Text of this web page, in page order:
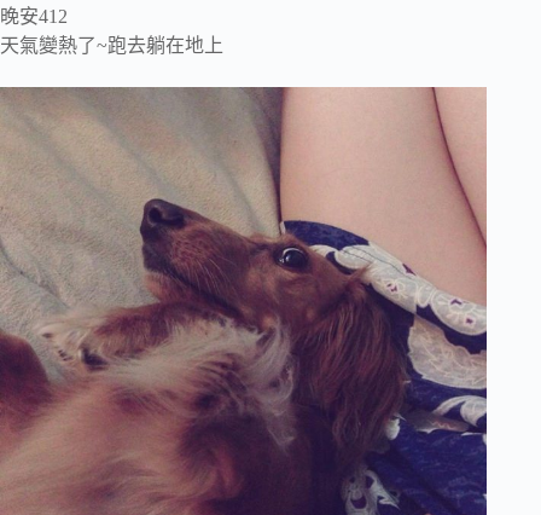
晚安412
天氣變熱了~跑去躺在地上